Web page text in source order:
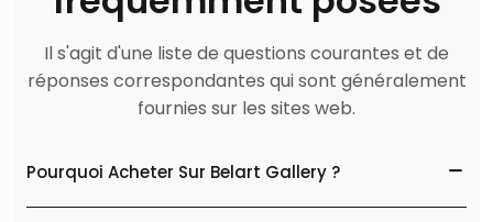
Il s'agit d'une liste de questions courantes et de
réponses correspondantes qui sont généralement
fournies sur les sites web.
Pourquoi Acheter Sur Belart Gallery ?